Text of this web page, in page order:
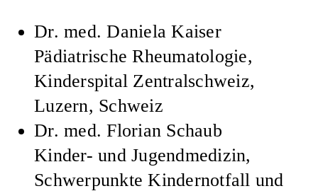
Dr. med.Daniela Kaiser
Pädiatrische Rheumatologie,
Kinderspital Zentralschweiz,
Luzern, Schweiz
Dr. med. Florian Schaub
Kinder- und Jugendmedizin,
Schwerpunkte Kindernotfall und